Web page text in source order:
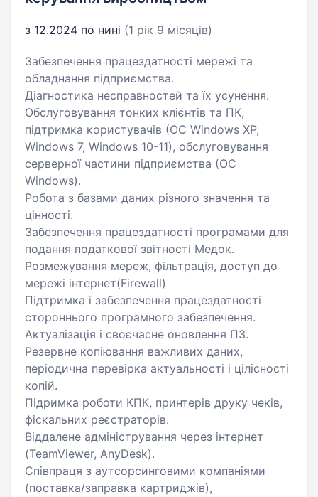
з 12.2024 по нині (1 рік 9 місяців)
Забезпечення працездатності мережі та
обладнання підприємства.
Діагностика несправностей та їх усунення.
Обслуговування тонких клієнтів та ПК,
підтримка користувачів (ОС Windows XP,
Windows 7, Windows 10-11), обслуговування
серверної частини підприємства (ОС
Windows).
Робота з базами даних різного значення та
цінності.
Забезпечення працездатності програмами для
подання податкової звітності Медок.
Розмежування мереж, фільтрація, доступ до
мережі інтернет(Firewall)
Підтримка і забезпечення працездатності
стороннього програмного забезпечення.
Актуалізація і своєчасне оновлення ПЗ.
Резервне копіювання важливих даних,
періодична перевірка актуальності і цілісності
копій.
Підримка роботи КПК, принтерів друку чеків,
фіскальних реєстраторів.
Віддалене адміністрування через інтернет
(TeamViewer, AnyDesk).
Співпраця з аутсорсинговими компаніями
(поставка/заправка картриджів),